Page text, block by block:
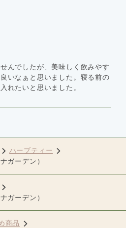
んでしたが、美味しく飲みやす
いなぁと思いました。寝る前の
れたいと思いました。
ハーブティー
ガーデン）
ガーデン）
商品